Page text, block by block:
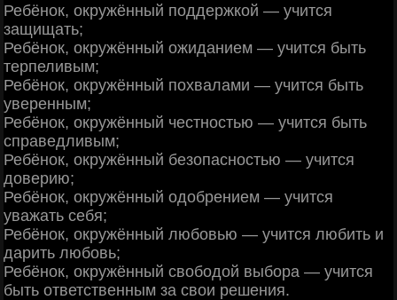
Ребёнок, окружённый поддержкой — учится
защищать;
Ребёнок, окружённый ожиданием — учится быть
терпеливым;
Ребёнок, окружённый похвалами — учится быть
уверенным;
Ребёнок, окружённый честностью — учится быть
справедливым;
Ребёнок, окружённый безопасностью — учится
доверию;
Ребёнок, окружённый одобрением — учится
уважать себя;
Ребёнок, окружённый любовью — учится любить и
дарить любовь;
Ребёнок, окружённый свободой выбора — учится
быть ответственным за свои решения.